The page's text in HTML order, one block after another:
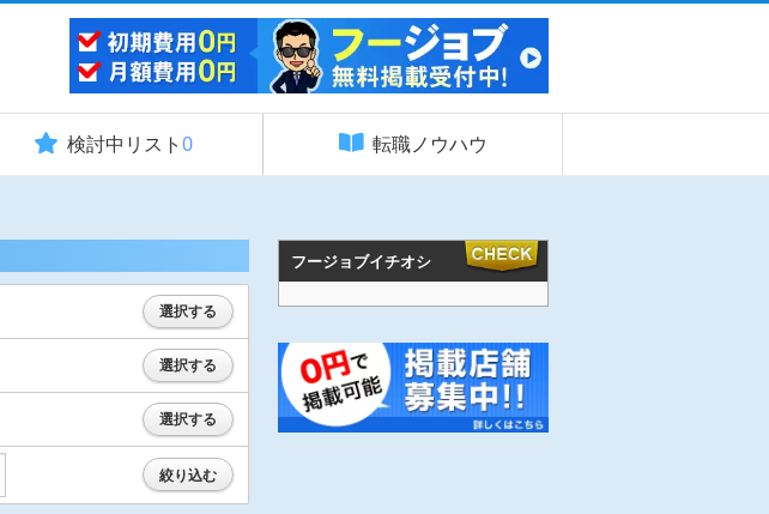
検討中リスト0 転職ノウハウ
選択する
選択する
選択する
絞り込む
フージョブイチオシ